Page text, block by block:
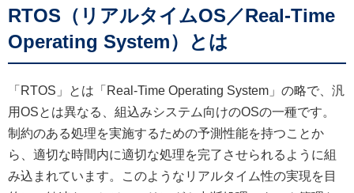
RTOS（リアルタイムOS／Real-Time
Operating System）とは
「RTOS」とは「Real-Time Operating System」の略で、汎
用OSとは異なる、組込みシステム向けのOSの一種です。
制約のある処理を実施するための予測性能を持つことか
ら、適切な時間内に適切な処理を完了させられるように組
み込まれています。このようなリアルタイム性の実現を目